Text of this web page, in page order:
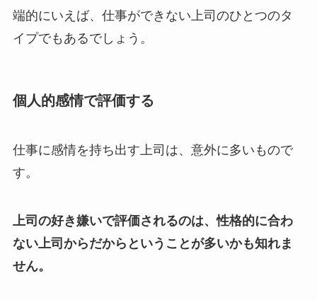
端的にいえば、仕事ができない上司のひとつのタ
イプでもあるでしょう。
個人的感情で評価する
仕事に感情を持ち出す上司は、意外に多いもので
す。
上司の好き嫌いで評価されるのは、性格的に合わ
ない上司からだからということが多いかも知れま
せん。